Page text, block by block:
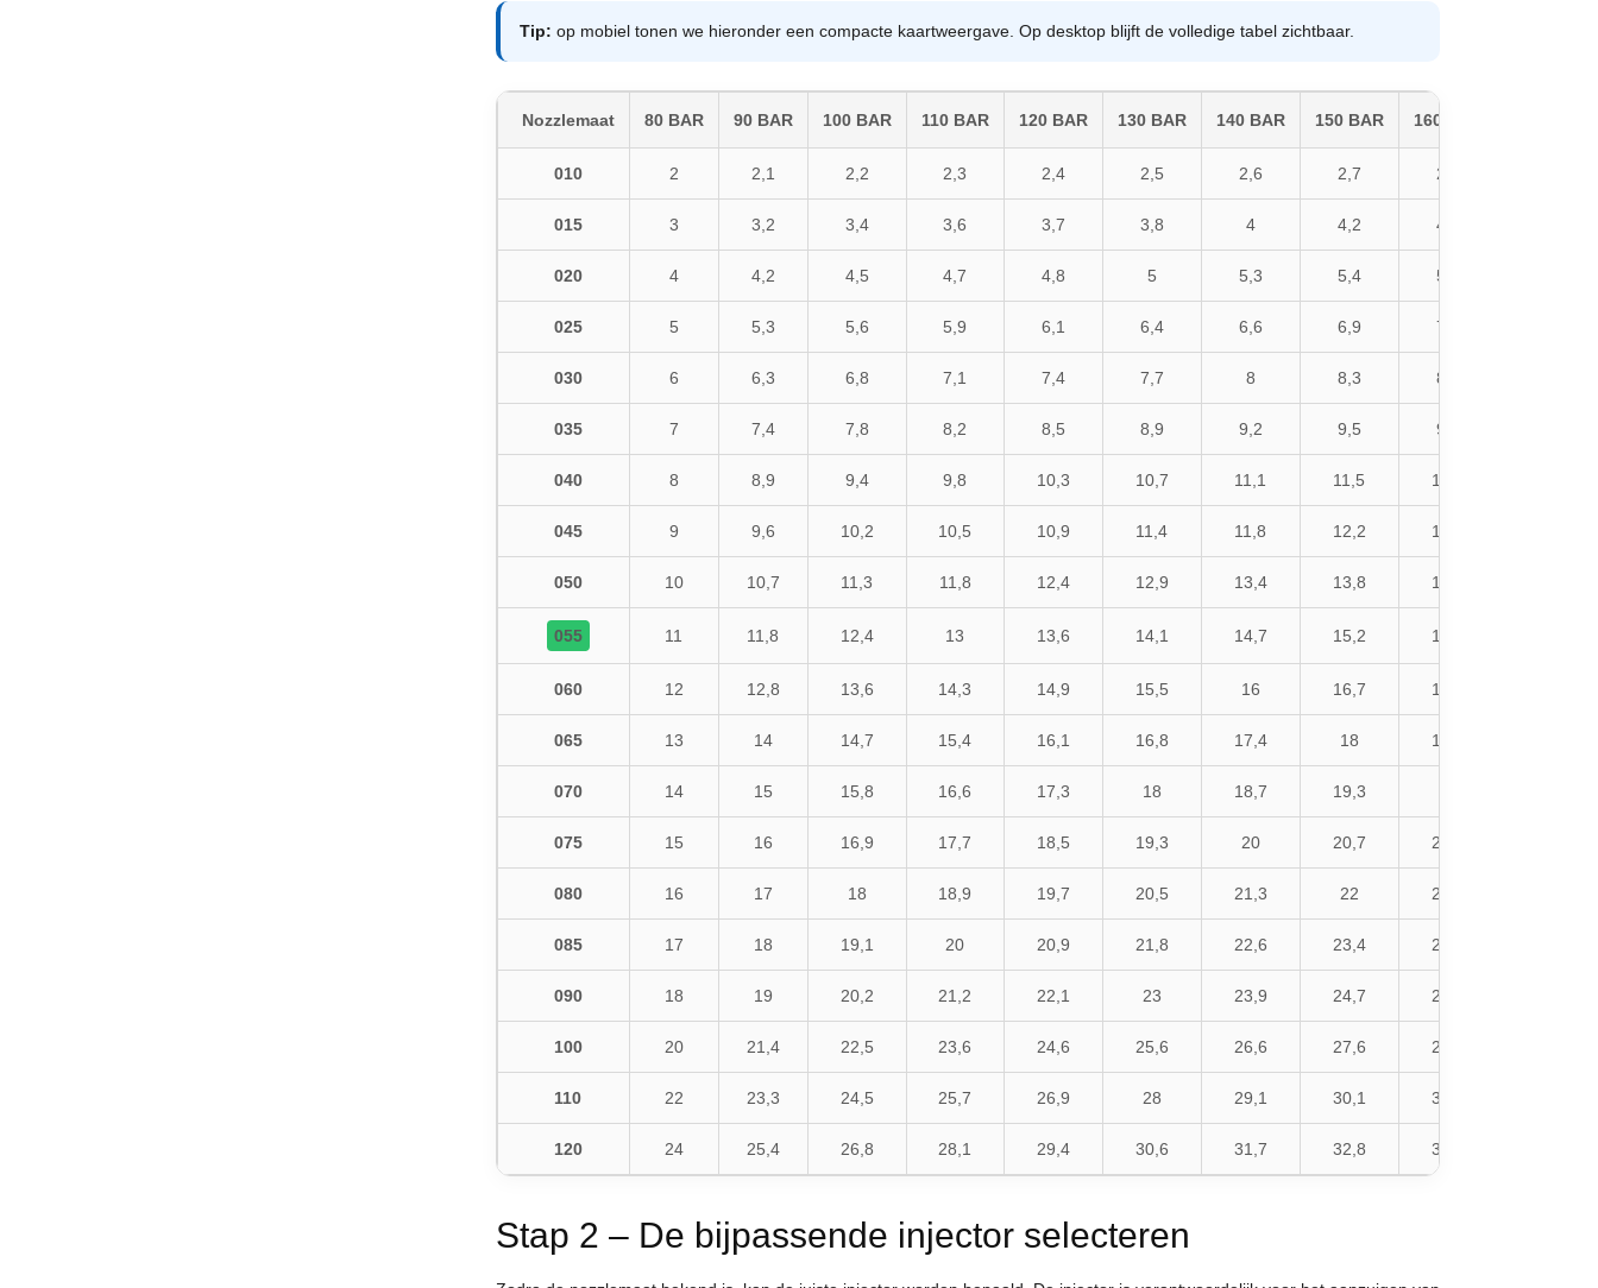
Tip: op mobiel tonen we hieronder een compacte kaartweergave. Op desktop blijft de volledige tabel zichtbaar.
Nozzlemaat 80 BAR 90 BAR 100 BAR 110 BAR 120 BAR 130 BAR 140 BAR 150 BAR 160 BAR
010 2 2,1 2,2 2,3 2,4 2,5 2,6 2,7 2,8
015 3 3,2 3,4 3,6 3,7 3,8 4 4,2 4,3
020 4 4,2 4,5 4,7 4,8 5 5,3 5,4 5,6
025 5 5,3 5,6 5,9 6,1 6,4 6,6 6,9 7,1
030 6 6,3 6,8 7,1 7,4 7,7 8 8,3 8,6
035 7 7,4 7,8 8,2 8,5 8,9 9,2 9,5 9,8
040 8 8,9 9,4 9,8 10,3 10,7 11,1 11,5 11,9
045 9 9,6 10,2 10,5 10,9 11,4 11,8 12,2 12,6
050 10 10,7 11,3 11,8 12,4 12,9 13,4 13,8 14,3
055 11 11,8 12,4 13 13,6 14,1 14,7 15,2 15,7
060 12 12,8 13,6 14,3 14,9 15,5 16 16,7 17,2
065 13 14 14,7 15,4 16,1 16,8 17,4 18 18,6
070 14 15 15,8 16,6 17,3 18 18,7 19,3
075 15 16 16,9 17,7 18,5 19,3 20 20,7 21,4
080 16 17 18 18,9 19,7 20,5 21,3 22 22,8
085 17 18 19,1 20 20,9 21,8 22,6 23,4 24,1
090 18 19 20,2 21,2 22,1 23 23,9 24,7 25,5
100 20 21,4 22,5 23,6 24,6 25,6 26,6 27,6 28,5
110 22 23,3 24,5 25,7 26,9 28 29,1 30,1 31,1
120 24 25,4 26,8 28,1 29,4 30,6 31,7 32,8 33,9
Stap 2 – De bijpassende injector selecteren